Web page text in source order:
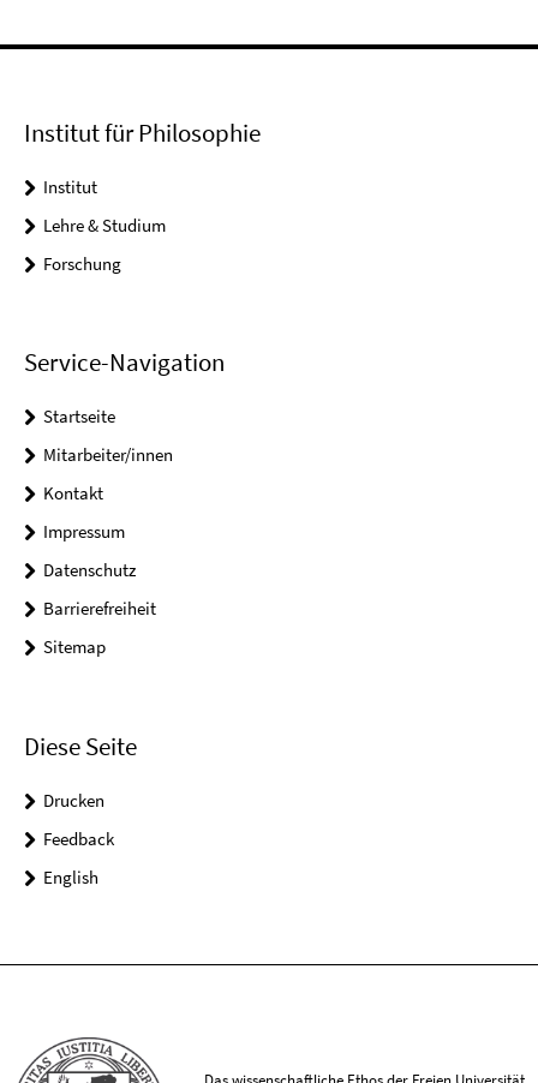
Institut für Philosophie
Institut
Lehre & Studium
Forschung
Service-Navigation
Startseite
Mitarbeiter/innen
Kontakt
Impressum
Datenschutz
Barrierefreiheit
Sitemap
Diese Seite
Drucken
Feedback
English